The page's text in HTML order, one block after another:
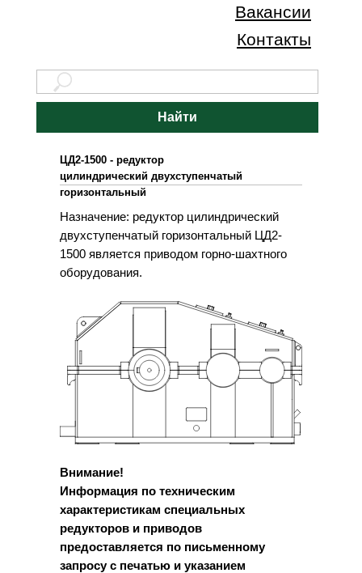
Контакты
Вакансии
Найти
Назначение: редуктор цилиндрический
двухступенчатый горизонтальный ЦД2-
1500 является приводом горно-шахтного
оборудования.
Внимание!
Информация по техническим
характеристикам специальных
редукторов и приводов
предоставляется по письменному
запросу с печатью и указанием
ЦД2-1500 - редуктор
цилиндрический двухступенчатый
горизонтальный